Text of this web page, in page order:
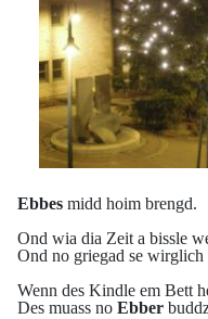
Ebbes midd hoim brengd.
Ond wia dia Zeit a bissle
Ond no griegad se wirglich
Wenn des Kindle em Bett
Des muass no Ebber